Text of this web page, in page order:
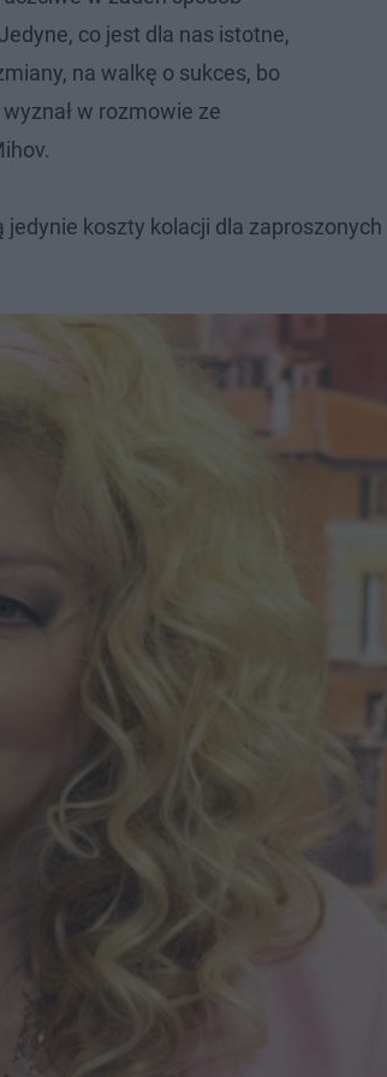
co jest dla nas istotne,
na walkę o sukces, bo
w rozmowie ze
koszty kolacji dla zaproszonych